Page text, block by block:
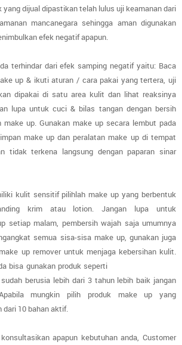
yang dijual dipastikan telah lulus uji keamanan dari
mancanegara sehingga aman digunakan
efek negatif apapun.
terhindar dari efek samping negatif yaitu: Baca
up & ikuti aturan / cara pakai yang tertera, uji
dipakai di satu area kulit dan lihat reaksinya
lupa untuk cuci & bilas tangan dengan bersih
make up. Gunakan make up secara lembut pada
make up dan peralatan make up di tempat
tidak terkena langsung dengan paparan sinar
kulit sensitif pilihlah make up yang berbentuk
krim atau lotion. Jangan lupa untuk
setiap malam, pembersih wajah saja umumnya
semua sisa-sisa make up, gunakan juga
up remover untuk menjaga kebersihan kulit.
bisa gunakan produk seperti
berusia lebih dari 3 tahun lebih baik jangan
mungkin pilih produk make up yang
dari 10 bahan aktif.
apapun kebutuhan anda, Customer